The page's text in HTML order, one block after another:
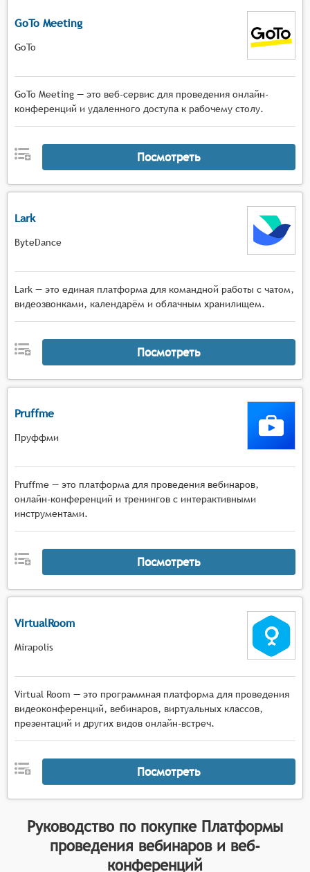
GoTo Meeting
GoTo
GoTo Meeting — это веб-сервис для проведения онлайн-
конференций и удаленного доступа к рабочему столу.
Посмотреть
Lark
ByteDance
Lark — это единая платформа для командной работы с чатом,
видеозвонками, календарём и облачным хранилищем.
Посмотреть
Pruffme
Пруффми
Pruffme — это платформа для проведения вебинаров,
онлайн-конференций и тренингов с интерактивными
инструментами.
Посмотреть
VirtualRoom
Mirapolis
Virtual Room — это программная платформа для проведения
видеоконференций, вебинаров, виртуальных классов,
презентаций и других видов онлайн-встреч.
Посмотреть
Руководство по покупке Платформы
проведения вебинаров и веб-
конференций